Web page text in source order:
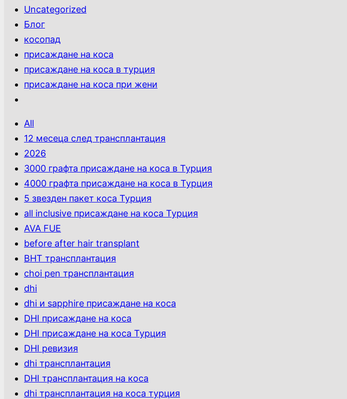
Uncategorized
Блог
косопад
присаждане на коса
присаждане на коса в турция
присаждане на коса при жени
All
12 месеца след трансплантация
2026
3000 графта присаждане на коса в Турция
4000 графта присаждане на коса в Турция
5 звезден пакет коса Турция
all inclusive присаждане на коса Турция
AVA FUE
before after hair transplant
BHT трансплантация
choi pen трансплантация
dhi
dhi и sapphire присаждане на коса
DHI присаждане на коса
DHI присаждане на коса Турция
DHI ревизия
dhi трансплантация
DHI трансплантация на коса
dhi трансплантация на коса турция